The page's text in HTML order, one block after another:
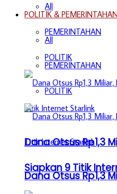
All
PEMERINTAHAN
POLITIK
Dana Otsus Rp1,3
Siapkan 9 Titik
POLITIK &
All
PEMERINTAHAN
POLITIK
Dana Otsus Rp1,3